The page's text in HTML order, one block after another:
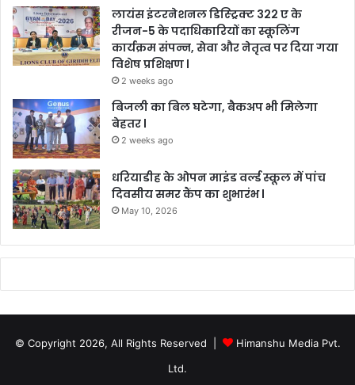
लायंस इंटरनेशनल डिस्ट्रिक्ट 322 ए के
रीजन-5 के पदाधिकारियों का स्कूलिंग
कार्यक्रम संपन्न, सेवा और नेतृत्व पर दिया गया
विशेष प्रशिक्षण l
2 weeks ago
बिजली का बिल घटेगा, बैकअप भी मिलेगा
बेहतर l
2 weeks ago
धरियाडीह के ओपन माइंड वर्ल्ड स्कूल में पांच
दिवसीय समर कैंप का शुभारंभ l
May 10, 2026
© Copyright 2026, All Rights Reserved |
Himanshu Media Pvt.
Ltd.